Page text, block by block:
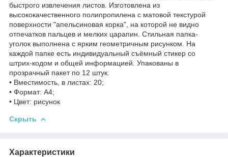
быстрого извлечения листов. Изготовлена из
высококачественного полипропилена с матовой текстурой
поверхности "апельсиновая корка", на которой не видно
отпечатков пальцев и мелких царапин. Стильная папка-
уголок выполнена с ярким геометричным рисунком. На
каждой папке есть индивидуальный съёмный стикер со
штрих-кодом и общей информацией. Упакованы в
прозрачный пакет по 12 штук.
• Вместимость, в листах: 20;
• Формат: А4;
• Цвет: рисунок
Скрыть
Характеристики